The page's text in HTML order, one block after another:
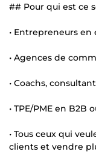
## Pour qui est ce
• Entrepreneurs
• Agences de
• Coachs,
• TPE/PME en B2B
• Tous ceux qui
clients et vendre